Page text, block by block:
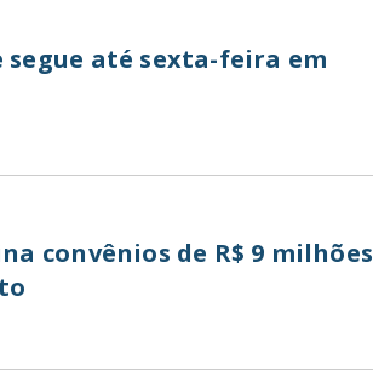
até sexta-feira em
convênios de R$ 9 milhões